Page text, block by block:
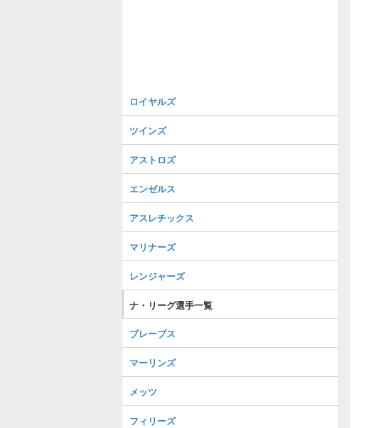
ロイヤルズ
ツインズ
アストロズ
エンゼルス
アスレチックス
マリナーズ
レンジャーズ
ナ・リーグ選手一覧
ブレーブス
マーリンズ
メッツ
フィリーズ